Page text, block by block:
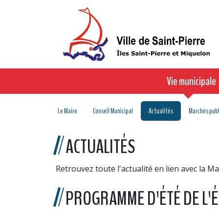
Vie municipale
Le Maire Conseil Municipal Actualités Marchés
ACTUALITÉS
Retrouvez toute l'actualité en lien avec la
PROGRAMME D'ÉTÉ DE